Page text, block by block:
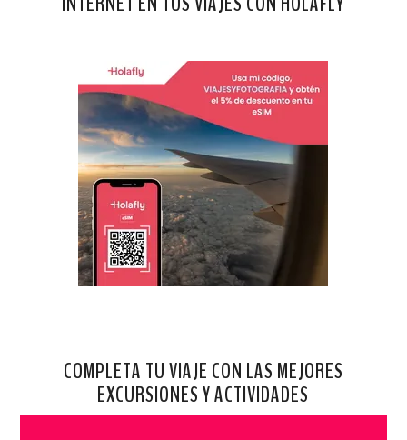
COMPLETA TU VIAJE CON LAS MEJORES
EXCURSIONES Y ACTIVIDADES